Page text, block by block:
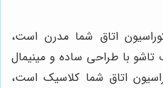
اتاق شما مدرن است،
با طراحی ساده و مینیمال
اتاق شما کلاسیک است،